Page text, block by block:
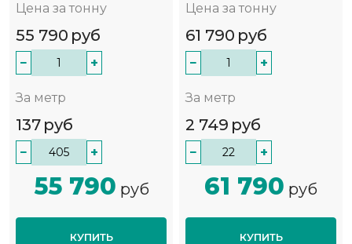
Цена за тонну
55 790 руб
− +
За метр
137 руб
− +
55 790 руб
КУПИТЬ
Цена за тонну
61 790 руб
− +
За метр
2 749 руб
− +
61 790 руб
КУПИТЬ